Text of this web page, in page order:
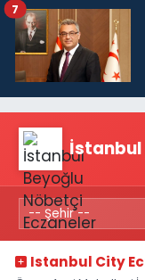
7
İstanbul
Istanbul City